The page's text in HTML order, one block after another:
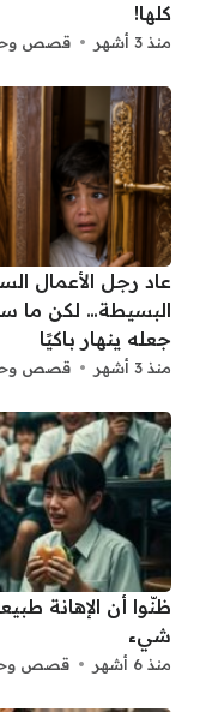
كلها!
منذ 3 أشهر قصص
عاد رجل الأعمال
البسيطة… لكن ما
جعله ينهار باكيًا
منذ 3 أشهر قصص
ظنّوا أن الإهانة
شيء
منذ 6 أشهر قصص